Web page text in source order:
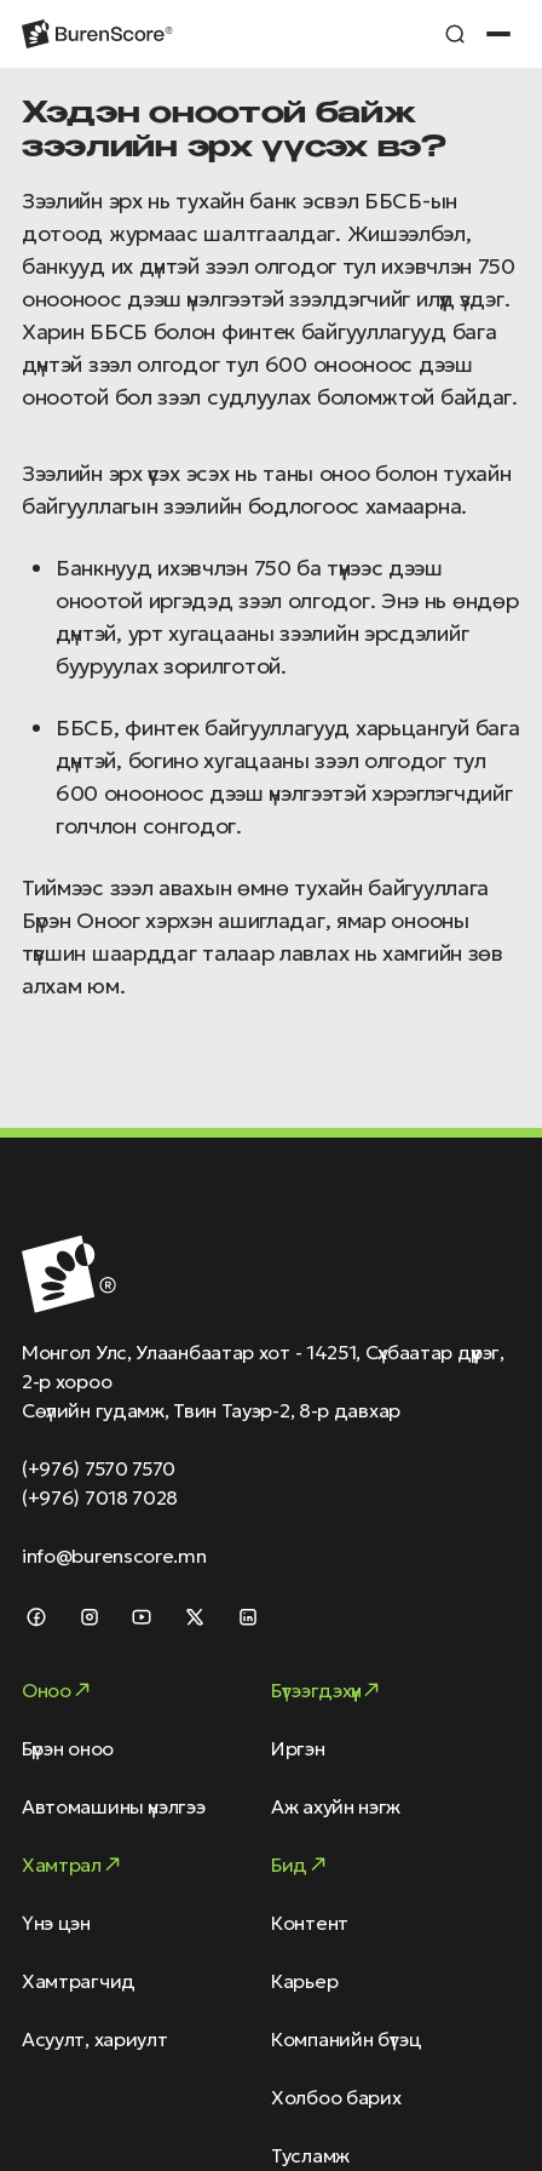
Хэдэн оноотой байж
зээлийн эрх үүсэх вэ?
Зээлийн эрх нь тухайн банк эсвэл ББСБ-ын
дотоод журмаас шалтгаалдаг. Жишээлбэл,
банкууд их дүнтэй зээл олгодог тул ихэвчлэн 750
онооноос дээш үнэлгээтэй зээлдэгчийг илүүд үздэг.
Харин ББСБ болон финтек байгууллагууд бага
дүнтэй зээл олгодог тул 600 онооноос дээш
оноотой бол зээл судлуулах боломжтой байдаг.
Зээлийн эрх үүсэх эсэх нь таны оноо болон тухайн
байгууллагын зээлийн бодлогоос хамаарна.
Банкнууд ихэвчлэн 750 ба түүнээс дээш
оноотой иргэдэд зээл олгодог. Энэ нь өндөр
дүнтэй, урт хугацааны зээлийн эрсдэлийг
бууруулах зорилготой.
ББСБ, финтек байгууллагууд харьцангуй бага
дүнтэй, богино хугацааны зээл олгодог тул
600 онооноос дээш үнэлгээтэй хэрэглэгчдийг
голчлон сонгодог.
Тиймээс зээл авахын өмнө тухайн байгууллага
Бүрэн Оноог хэрхэн ашигладаг, ямар онооны
түвшин шаарддаг талаар лавлах нь хамгийн зөв
алхам юм.
Монгол Улс, Улаанбаатар хот - 14251, Сүхбаатар дүүрэг,
2-р хороо
Сөүлийн гудамж, Твин Тауэр-2, 8-р давхар
(+976) 7570 7570
(+976) 7018 7028
info@burenscore.mn
Оноо
Бүрэн оноо
Автомашины үнэлгээ
Бүтээгдэхүүн
Иргэн
Аж ахуйн нэгж
Хамтрал
Үнэ цэн
Хамтрагчид
Асуулт, хариулт
Бид
Контент
Карьер
Компанийн бүтэц
Холбоо барих
Тусламж